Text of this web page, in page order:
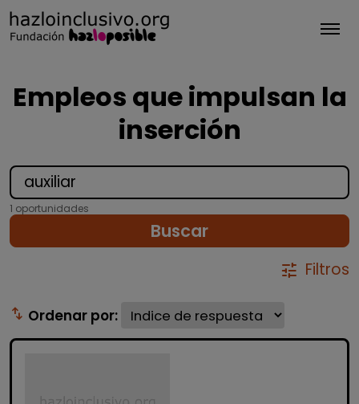
Empleos que impulsan la
inserción
1 oportunidades
Buscar
tune Filtros
swap_vert Ordenar por: